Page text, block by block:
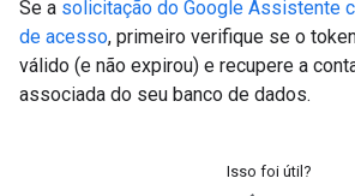
Se a solicitação do Google Assistente
de acesso, primeiro verifique se o
válido (e não expirou) e recupere a
associada do seu banco de dados.
Isso foi útil?